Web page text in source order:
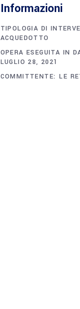
Informazioni
TIPOLOGIA DI
ACQUEDOTTO
OPERA ESEGUITA IN
LUGLIO 28, 2021
COMMITTENTE: LE